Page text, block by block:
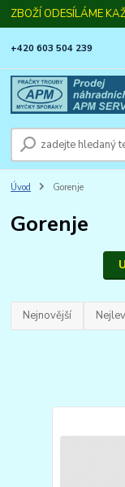
ZBOŽÍ ODESÍLÁME
+420 603 504 239
Úvod Gorenje
Gorenje
Nejnovější